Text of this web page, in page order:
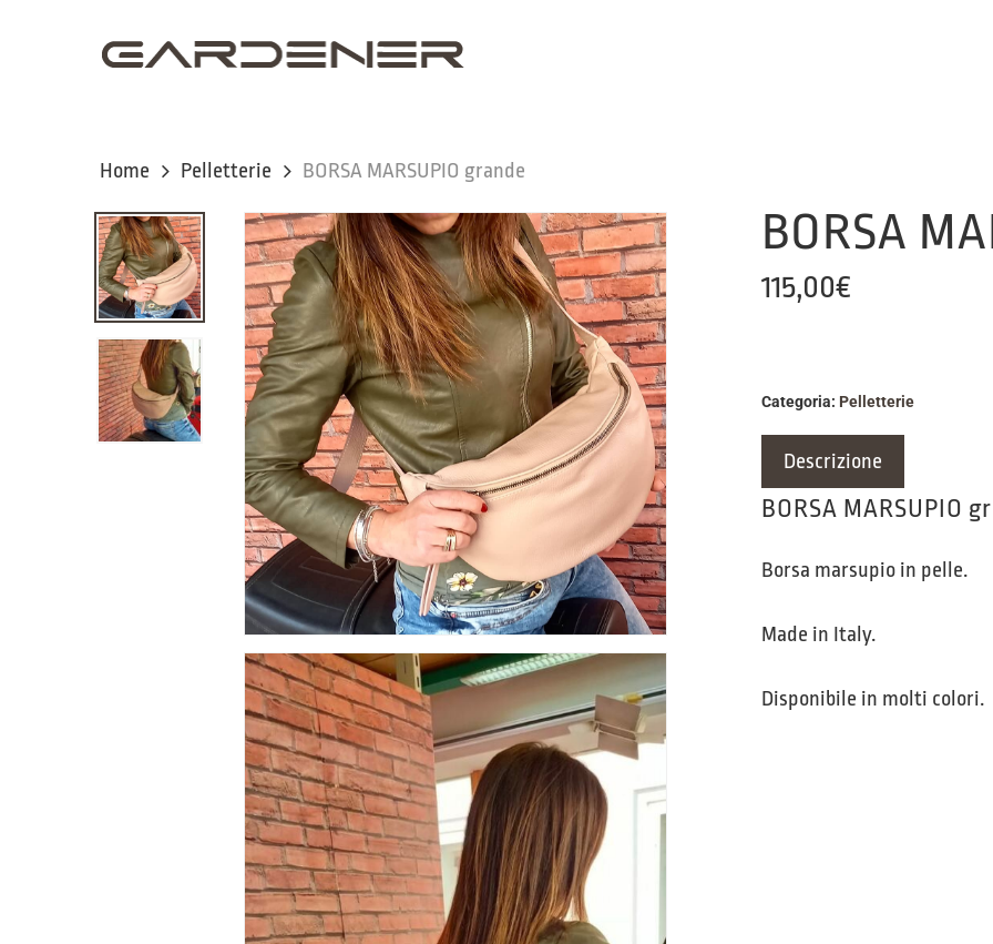
Home Pelletterie BORSA MARSUPIO grande
BORSA
115,00€
Categoria: Pelletterie
Descrizione
BORSA MARSUPIO
Borsa marsupio in pelle.
Made in Italy.
Disponibile in molti colori.